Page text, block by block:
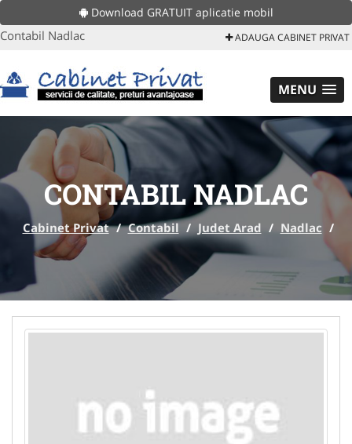
Download GRATUIT aplicatie mobil
Contabil Nadlac ADAUGA CABINET PRIVAT
MENU
CONTABIL NADLAC
Cabinet Privat / Contabil / Judet Arad / Nadlac /